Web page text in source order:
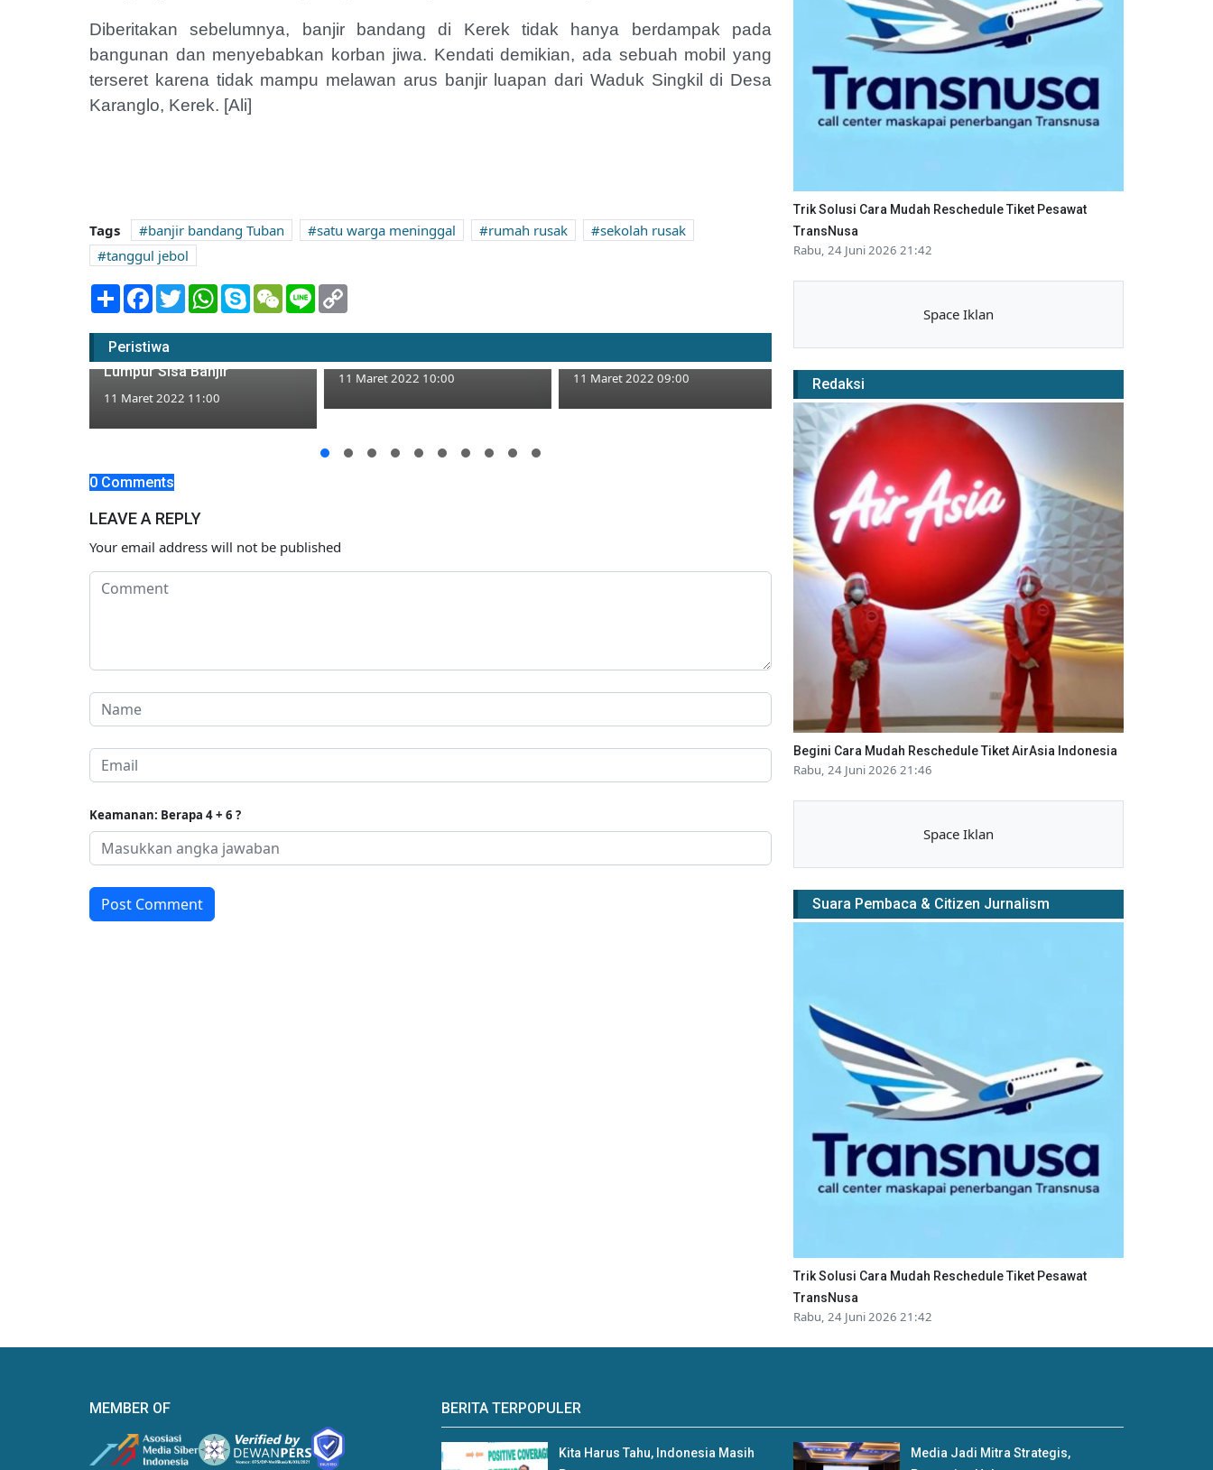
Diberitakan sebelumnya, banjir bandang di Kerek tidak hanya berdampak pada
bangunan dan menyebabkan korban jiwa. Kendati demikian, ada sebuah mobil yang
terseret karena tidak mampu melawan arus banjir luapan dari Waduk Singkil di Desa
Karanglo, Kerek. [Ali]
Tags banjir bandang Tuban satu warga meninggal rumah rusak
sekolah rusak
tanggul jebol
Share Facebook
TwitterWhatsApp
SkypeWeChatLine
Peristiwa
Padasan Kerek Bersihkan
Lumpur Sisa Banjir
11 Maret 2022 11:00
Ratusan Buku Pelajaran SDN
Padasan Kerek Terendam
11 Maret 2022 10:00
Penghargaan dari Kemenpan
11 Maret 2022 09:00
0 Comments
LEAVE A REPLY
Your email address will not be published
Keamanan: Berapa 4 + 6 ?
Post Comment
Trik Solusi Cara Mudah Reschedule Tiket Pesawat
TransNusa
Rabu, 24 Juni 2026 21:42
Space Iklan
Redaksi
Begini Cara Mudah Reschedule Tiket AirAsia Indonesia
Rabu, 24 Juni 2026 21:46
Space Iklan
Suara Pembaca & Citizen Jurnalism
Trik Solusi Cara Mudah Reschedule Tiket Pesawat
TransNusa
Rabu, 24 Juni 2026 21:42
MEMBER OF BERITA TERPOPULER
Kita Harus Tahu, Indonesia Masih
Media Jadi Mitra Strategis,